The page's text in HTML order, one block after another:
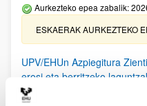
Aurkezteko epea zabalik:
ESKAERAK AURKEZTEKO
UPV/EHUn Azpiegitura
erosi eta berritzeko